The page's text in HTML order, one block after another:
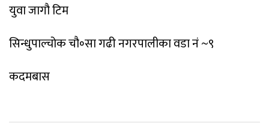
युवा जागौ टिम
सिन्धुपाल्चोक चौ॰सा गढी नगरपालीका वडा नं ~९
कदमबास